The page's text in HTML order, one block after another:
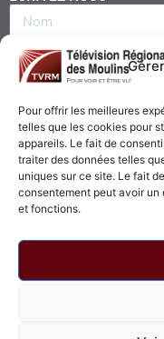
Pour offrir les meilleures
telles que les cookies pour
appareils. Le fait de
traiter des données telles
uniques sur ce site. Le fait
consentement peut avoir
et fonctions.